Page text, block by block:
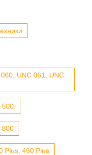
UNC 061, UNC
800
Plus, 460 Plus